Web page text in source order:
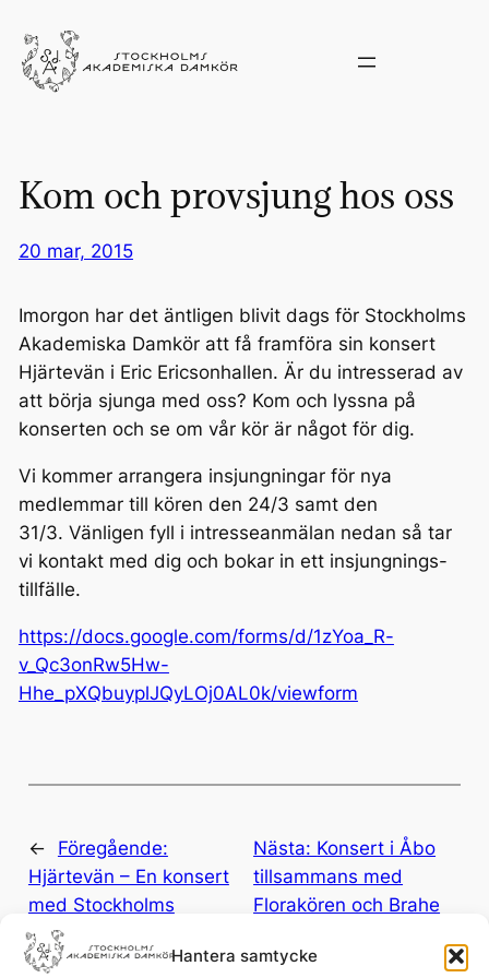
Hantera samtycke
till
innehåll
Kom och provsjung hos oss
20 mar, 2015
Imorgon har det äntligen blivit dags för Stockholms
Akademiska Damkör att få framföra sin konsert
Hjärtevän i Eric Ericsonhallen. Är du intresserad av
att börja sjunga med oss? Kom och lyssna på
konserten och se om vår kör är något för dig.
Vi kommer arrangera insjungningar för nya
medlemmar till kören den 24/3 samt den
31/3. Vänligen fyll i intresseanmälan nedan så tar
vi kontakt med dig och bokar in ett insjungnings-
tillfälle.
https://docs.google.com/forms/d/1zYoa_R-
v_Qc3onRw5Hw-
Hhe_pXQbuyplJQyLOj0AL0k/viewform
←
Föregående:
Hjärtevän – En konsert
med Stockholms
Akademiska Damkör
Nästa: Konsert i Åbo
tillsammans med
Florakören och Brahe